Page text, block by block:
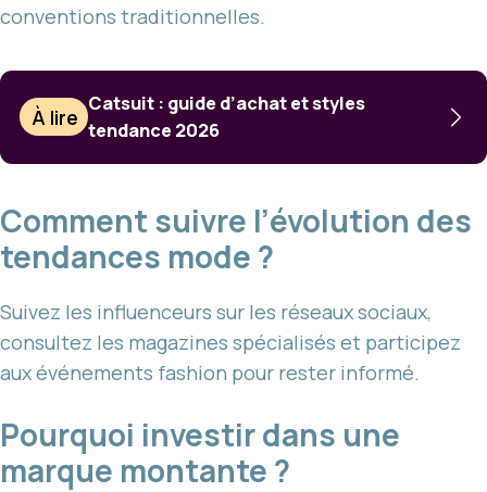
conventions traditionnelles.
À lire
Catsuit : guide d’achat et styles
tendance 2026
Comment suivre l’évolution des
tendances mode ?
Suivez les influenceurs sur les réseaux sociaux,
consultez les magazines spécialisés et participez
aux événements fashion pour rester informé.
Pourquoi investir dans une
marque montante ?